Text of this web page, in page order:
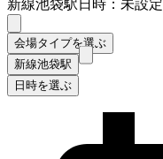
新線池袋駅日時：未設定
会場タイプを選ぶ
新線池袋駅
日時を選ぶ